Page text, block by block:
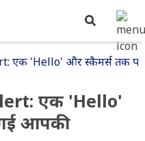
एक 'Hello' और स्कैमर्स तक
एक 'Hello'
आपकी